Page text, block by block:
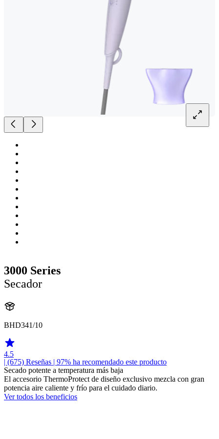
3000 Series
Secador
BHD341/10
4.5
| (675) Reseñas | 97% ha recomendado este producto
Secado potente a temperatura más baja
El accesorio ThermoProtect de diseño exclusivo mezcla con gran
potencia aire caliente y frío para el cuidado diario.
Ver todos los beneficios